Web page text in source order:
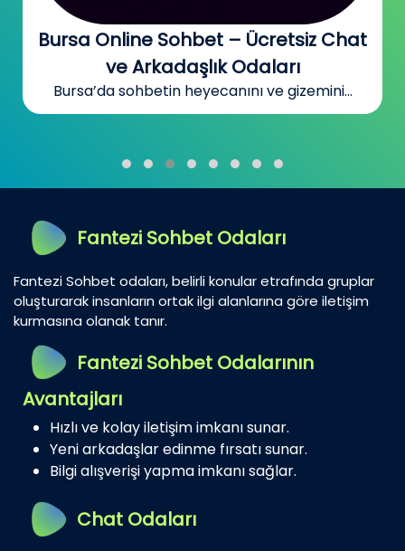
Bursa Online Sohbet – Ücretsiz Chat
ve Arkadaşlık Odaları
Bursa’da sohbetin heyecanını ve gizemini...
Fantezi Sohbet Odaları
Fantezi Sohbet odaları, belirli konular etrafında gruplar
oluşturarak insanların ortak ilgi alanlarına göre iletişim
kurmasına olanak tanır.
Fantezi Sohbet Odalarının
Avantajları
Hızlı ve kolay iletişim imkanı sunar.
Yeni arkadaşlar edinme fırsatı sunar.
Bilgi alışverişi yapma imkanı sağlar.
Chat Odaları